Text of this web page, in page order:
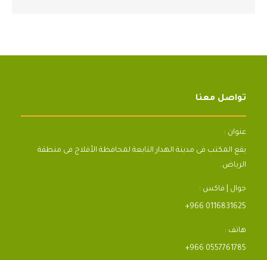
تواصل معنا
عنوان :
يقع المكتب فى مدينة الهدار التابعة لمحافظة الأفلاج فى منطقة
الرياض.
جوال | فاكس :
+966 0116831625
هاتف :
+966 0557761785